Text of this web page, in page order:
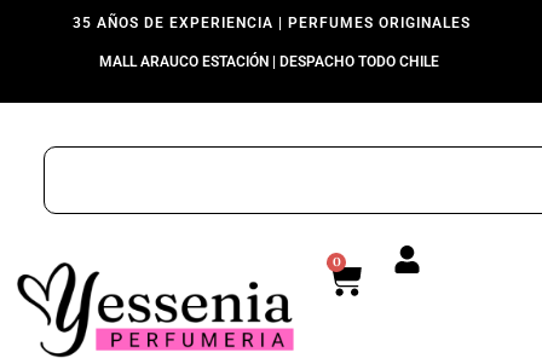
35 AÑOS DE EXPERIENCIA | PERFUMES ORIGINALES
MALL ARAUCO ESTACIÓN | DESPACHO TODO CHILE
0